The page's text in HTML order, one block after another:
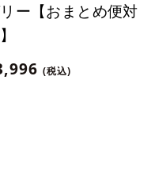
ー【おまとめ便対
(税込)